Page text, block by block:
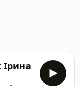
Ірина